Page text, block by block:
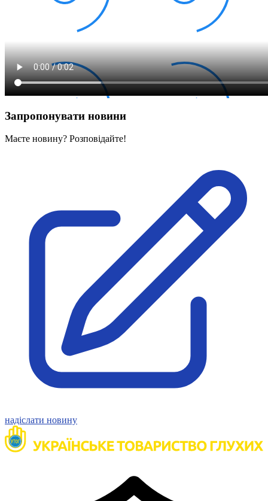
Запропонувати новини
Маєте новину? Розповідайте!
надіслати новину